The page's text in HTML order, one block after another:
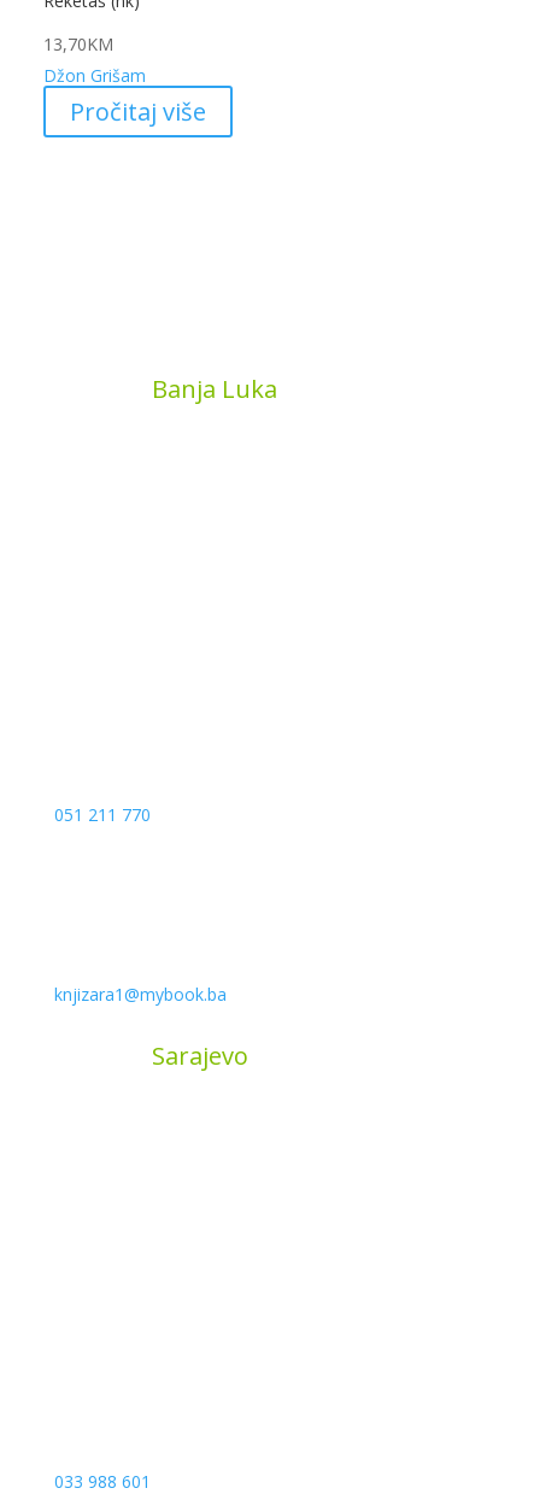
13,70KM
Džon Grišam
Pročitaj više
Banja Luka
051 211 770
knjizara1@mybook.ba
Sarajevo
033 988 601